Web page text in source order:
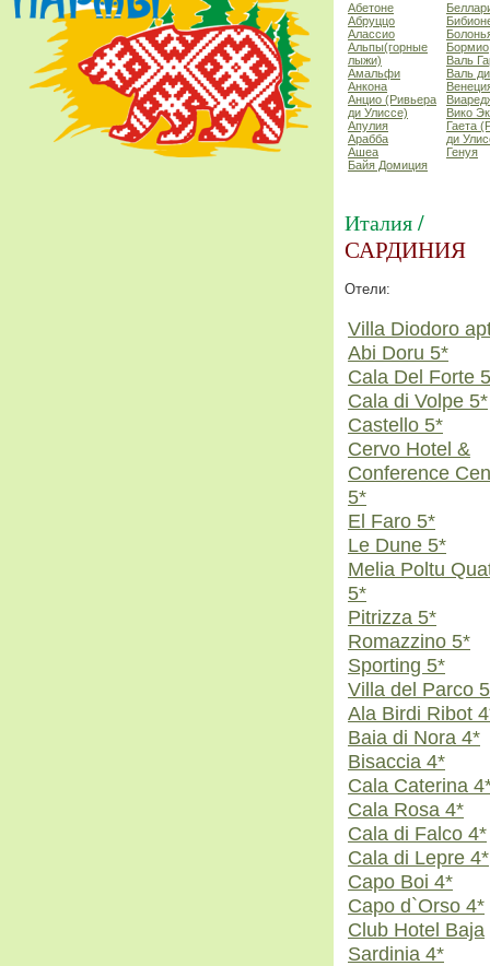
Абетоне
Абруццо
Алассио
Альпы(горные
лыжи)
Амальфи
Анкона
Анцио (Ривьера
ди Улиссе)
Апулия
Арабба
Ашеа
Байя Домиция
Бормио
Валь
Валь
Вико
Гаета
ди
Генуя
Италия /
САРДИНИЯ
Отели:
Villa Diodoro
Abi Doru 5*
Cala Del Forte
Cala di Volpe 5*
Castello 5*
Cervo Hotel &
Conference
5*
El Faro 5*
Le Dune 5*
Melia Poltu
5*
Pitrizza 5*
Romazzino 5*
Sporting 5*
Villa del Parco
Ala Birdi Ribot
Baia di Nora 4*
Bisaccia 4*
Cala Caterina
Cala Rosa 4*
Cala di Falco 4*
Cala di Lepre 4*
Capo Boi 4*
Capo d`Orso 4*
Club Hotel Baja
Sardinia 4*